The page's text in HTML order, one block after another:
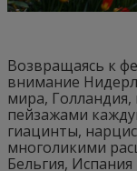
Возвращаясь к
внимание
мира,
пейзажами
гиацинты,
многоликими
Бельгия,